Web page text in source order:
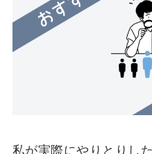
私が実際にやりとりし